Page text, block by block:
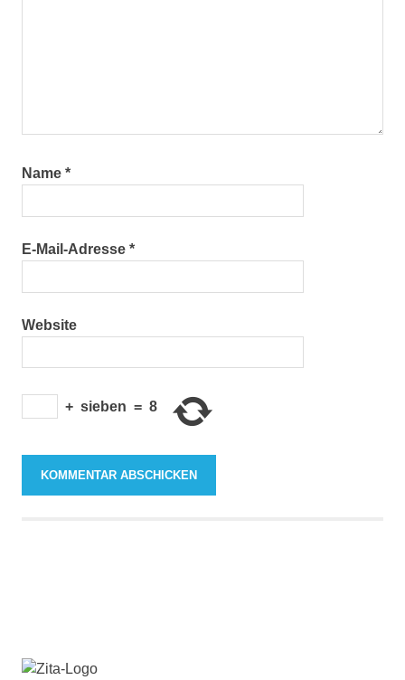
Name *
E-Mail-Adresse *
Website
+ sieben = 8